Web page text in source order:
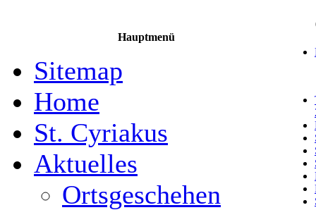
Hauptmenü
Sitemap
Home
St. Cyriakus
Aktuelles
Ortsgeschehen